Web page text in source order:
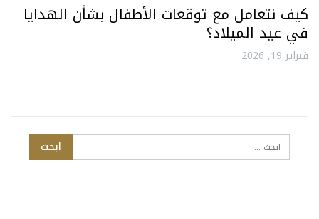
كيف نتعامل مع توقعات الأطفال بشأن الهدايا
في عيد الميلاد؟
فبراير 19, 2026